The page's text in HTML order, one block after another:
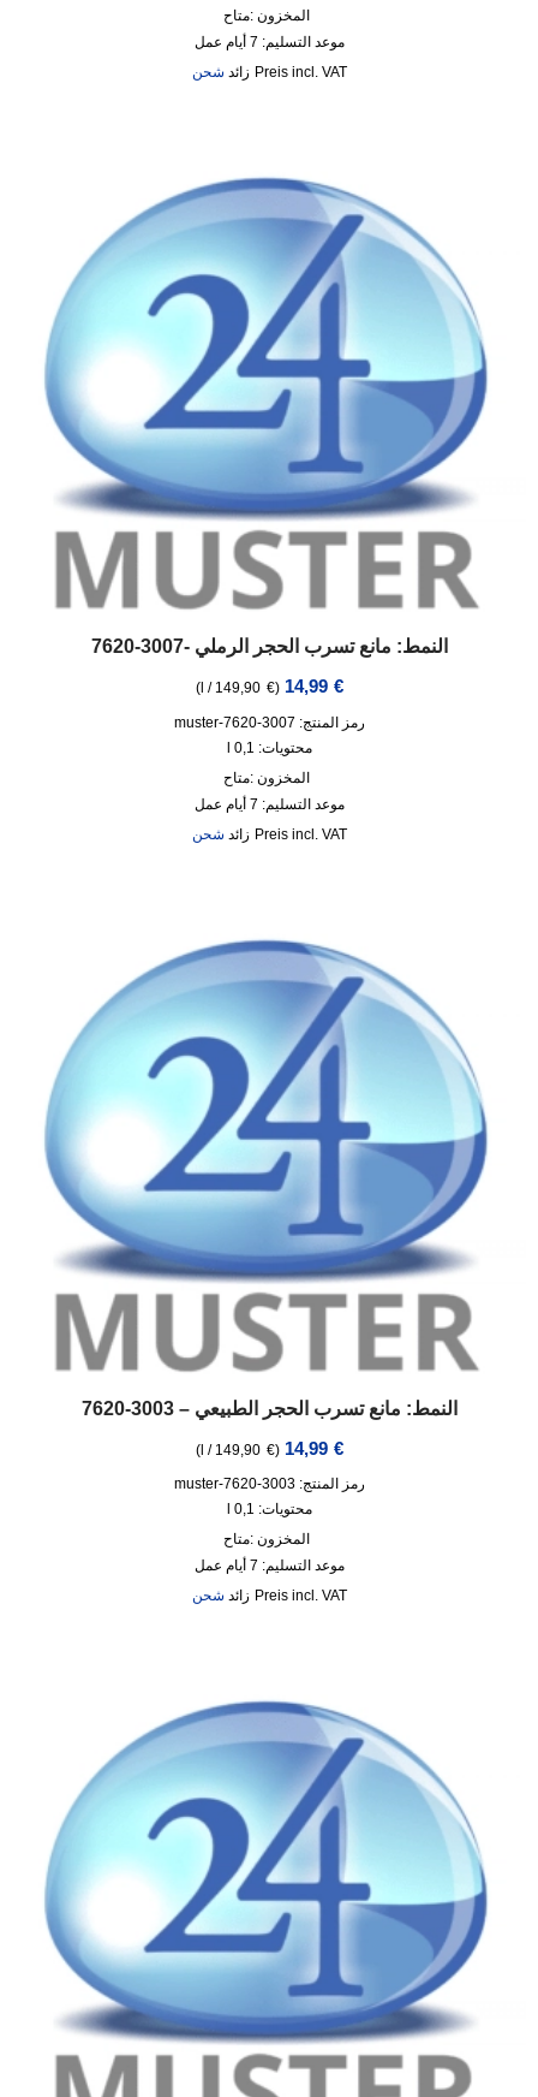
المخزون :متاح
موعد التسليم: 7 أيام عمل
incl. VAT
زائد شحن
النمط: مانع تسرب الحجر الرملي -3007-7620
14,99 €
(
149,90 €
/
l
)
رمز المنتج: 3007-7620-muster
محتويات: 0,1
l
المخزون :متاح
موعد التسليم: 7 أيام عمل
incl. VAT
زائد شحن
النمط: مانع تسرب الحجر الطبيعي – 3003-7620
14,99 €
(
149,90 €
/
l
)
رمز المنتج: 3003-7620-muster
محتويات: 0,1
المخزون :متاح
موعد التسليم: 7 أيام عمل
incl. VAT
زائد شحن